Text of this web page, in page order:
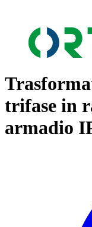
trifase in
armadio